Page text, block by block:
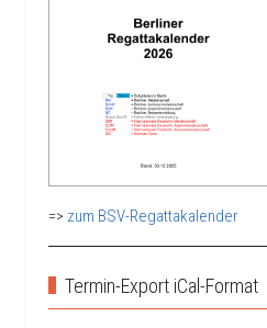
=> zum BSV-Regattakalender
Termin-Export iCal-Format